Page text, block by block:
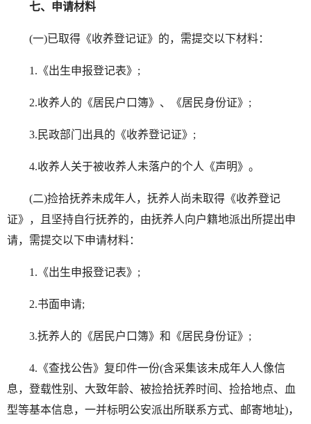
七、申请材料
(一)已取得《收养登记证》的，需提交以下材料：
1.《出生申报登记表》;
2.收养人的《居民户口簿》、《居民身份证》;
3.民政部门出具的《收养登记证》;
4.收养人关于被收养人未落户的个人《声明》。
(二)捡拾抚养未成年人，抚养人尚未取得《收养登记
证》，且坚持自行抚养的，由抚养人向户籍地派出所提出申
请，需提交以下申请材料：
1.《出生申报登记表》;
2.书面申请;
3.抚养人的《居民户口簿》和《居民身份证》;
4.《查找公告》复印件一份(含采集该未成年人人像信
息，登载性别、大致年龄、被捡拾抚养时间、捡拾地点、血
型等基本信息，一并标明公安派出所联系方式、邮寄地址)，